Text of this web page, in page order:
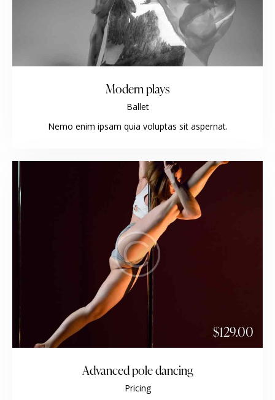
Modern plays
Ballet
Nemo enim ipsam quia voluptas sit aspernat.
$129.00
Advanced pole dancing
Pricing